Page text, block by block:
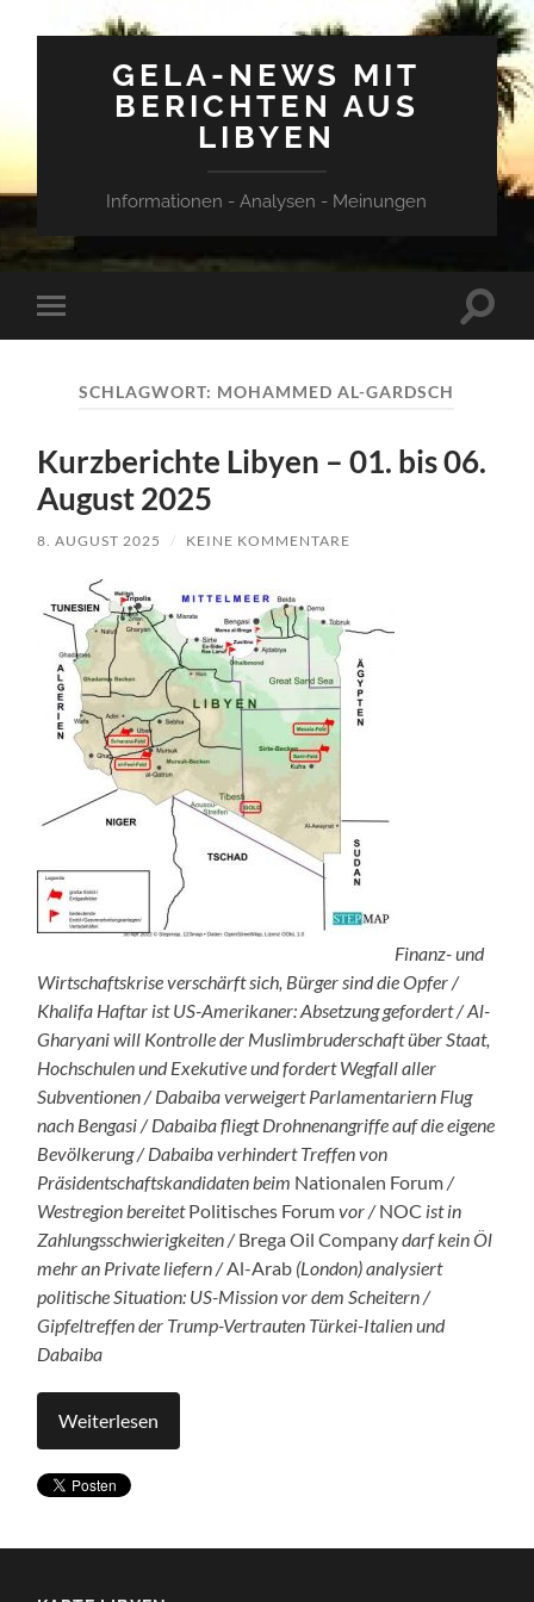
GELA-NEWS MIT
BERICHTEN AUS
LIBYEN
Informationen - Analysen - Meinungen
Mobile-
Menü
SCHLAGWORT: MOHAMMED AL-GARDSCH
Kurzberichte Libyen – 01. bis 06.
August 2025
8. AUGUST 2025 / KEINE KOMMENTARE
Finanz- und
Wirtschaftskrise verschärft sich, Bürger sind die Opfer /
Khalifa Haftar ist US-Amerikaner: Absetzung gefordert / Al-
Gharyani will Kontrolle der Muslimbruderschaft über Staat,
Hochschulen und Exekutive und fordert Wegfall aller
Subventionen / Dabaiba verweigert Parlamentariern Flug
nach Bengasi / Dabaiba fliegt Drohnenangriffe auf die eigene
Bevölkerung / Dabaiba verhindert Treffen von
Präsidentschaftskandidaten beim Nationalen Forum /
Westregion bereitetPolitisches Forumvor /NOC ist in
Zahlungsschwierigkeiten /Brega Oil Companydarf kein Öl
mehr an Private liefern /Al-Arab (London) analysiert
politische Situation: US-Mission vor dem Scheitern /
Gipfeltreffen der Trump-Vertrauten Türkei-Italien und
Dabaiba
Weiterlesen